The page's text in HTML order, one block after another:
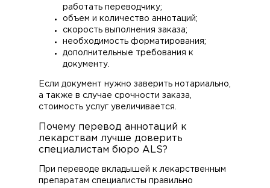
работать переводчику;
объем и количество аннотаций;
скорость выполнения заказа;
необходимость форматирования;
дополнительные требования к
документу.
Если документ нужно заверить нотариально,
а также в случае срочности заказа,
стоимость услуг увеличивается.
Почему перевод аннотаций к
лекарствам лучше доверить
специалистам бюро ALS?
При переводе вкладышей к лекарственным
препаратам специалисты правильно